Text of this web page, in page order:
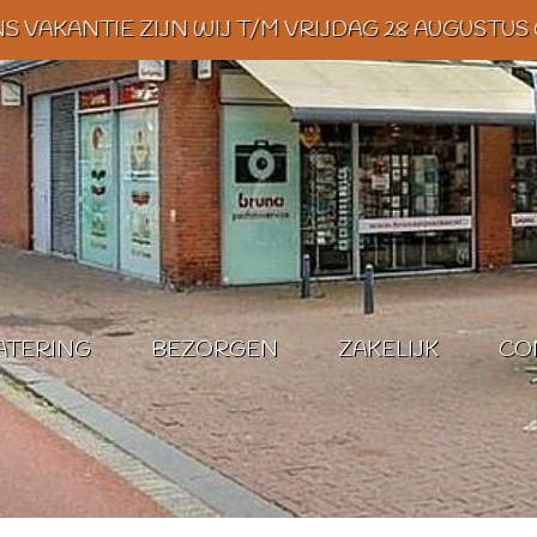
VAKANTIE ZIJN WIJ T/M VRIJDAG 28 AUGUSTUS
BEZORGEN ZAKELIJK